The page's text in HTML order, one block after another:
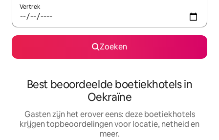
Vertrek
Zoeken
Best beoordeelde boetiekhotels in
Oekraïne
Gasten zijn het erover eens: deze boetiekhotels
krijgen topbeoordelingen voor locatie, netheid en
meer.